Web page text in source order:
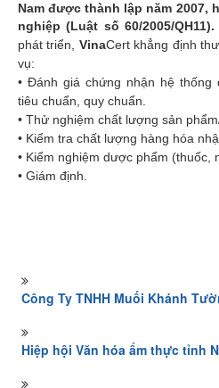
Nam được thành lập năm 2007,
nghiệp (Luật số 60/2005/QH11).
phát triển, VinaCert khẳng định
vụ:
• Đánh giá chứng nhận hệ
tiêu chuẩn, quy chuẩn.
• Thử nghiệm chất lượng sản
• Kiểm tra chất lượng hàng hóa
• Kiểm nghiệm dược phẩm (thuốc,
• Giám định.
Công Ty TNHH Muối Khánh
Hiệp hội Văn hóa ẩm thực tỉnh